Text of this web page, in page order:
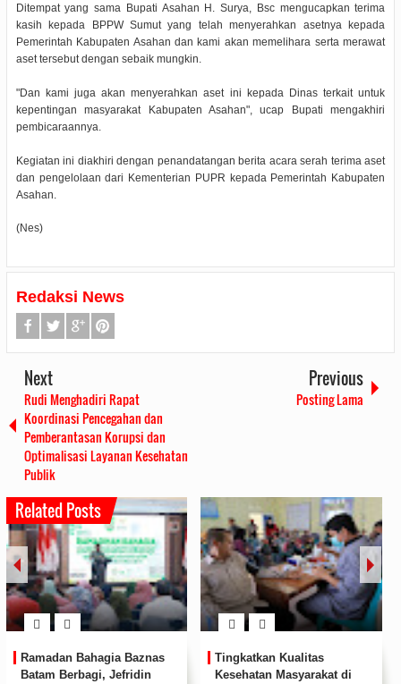
Ditempat yang sama Bupati Asahan H. Surya, Bsc mengucapkan terima
kasih kepada BPPW Sumut yang telah menyerahkan asetnya kepada
Pemerintah Kabupaten Asahan dan kami akan memelihara serta merawat
aset tersebut dengan sebaik mungkin.
"Dan kami juga akan menyerahkan aset ini kepada Dinas terkait untuk
kepentingan masyarakat Kabupaten Asahan", ucap Bupati mengakhiri
pembicaraannya.
Kegiatan ini diakhiri dengan penandatangan berita acara serah terima aset
dan pengelolaan dari Kementerian PUPR kepada Pemerintah Kabupaten
Asahan.
(Nes)
Redaksi News
Next
Rudi Menghadiri Rapat
Koordinasi Pencegahan dan
Pemberantasan Korupsi dan
Optimalisasi Layanan Kesehatan
Publik
Previous
Posting Lama
Related Posts
Personil Satbinmas Berikan
Tausiah pada Acara
Pemerintah Kabupaten
Asahan Apresiasi Kinerja